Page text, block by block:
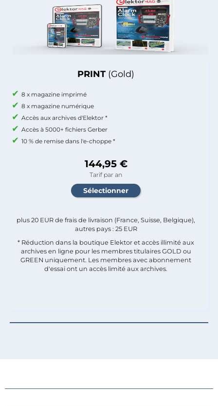
PRINT (Gold)
8 x magazine imprimé
8 x magazine numérique
Accès aux archives d'Elektor *
Accès à 5000+ fichiers Gerber
10 % de remise dans l'e-choppe *
144,95 €
Tarif par an
plus 20 EUR de frais de livraison (France, Suisse, Belgique),
autres pays : 25 EUR
* Réduction dans la boutique Elektor et accès illimité aux
archives en ligne pour les membres titulaires GOLD ou
GREEN uniquement. Les membres avec abonnement
d'essai ont un accès limité aux archives.